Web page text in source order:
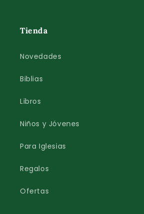
Tienda
Novedades
Biblias
Libros
Niños y Jóvenes
Para Iglesias
Regalos
Ofertas